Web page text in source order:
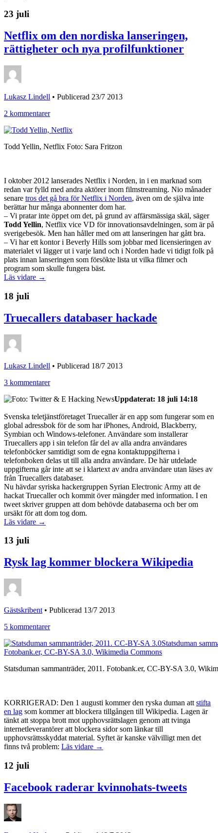
23 juli
Netflix om den nordiska lanseringen,
rättigheter och nya profilfunktioner
Lukasz Lindell • Publicerad 23/7 2013
2 kommentarer
Todd Yellin, Netflix Foto: Sara Fritzon
I oktober 2012 lanserades Netflix i Norden, in i en marknad som
redan var fylld med andra aktörer inom filmstreaming. Nio månader
senare tros det gå bra för Netflix i Norden, även om de själva inte
berättar hur många abonnenter dom har.
– Vi pratar inte öppet om det, på grund av affärsmässiga skäl, säger
Todd Yellin, Netflix vice VD för innovationsavdelningen, som är på
sverigebesök. Men han håller med om att lanseringen har gått bra.
– Vi har ett kontor i Beverly Hills som jobbar med licensieringen av
materialet vi lägger ut i varje land och i Norden hade vi tidigt folk på
plats innan lanseringen som försökte lista ut vilka filmer och
program som skulle fungera bäst.
Läs vidare →
18 juli
Truecallers databaser hackade
Lukasz Lindell • Publicerad 18/7 2013
3 kommentarer
Uppdaterat: 18 juli 14:18
Svenska teletjänstföretaget Truecaller är en app som fungerar som en
global adressbok för de som har iPhones, Android, Blackberry,
Symbian och Windows-telefoner. Användare som installerar
Truecallers app i sin telefon får del av alla andra användares
telefonböcker samtidigt som de egna kontaktuppgifterna i
telefonboken delas ut till alla andra användare. De här utdelade
uppgifterna går inte att se i klartext av andra användare utan läses av
från Truecallers databaser.
Nu hävdar syriska hackergruppen Syrian Electronic Army att de
hackat Truecaller och kommit över mängder med information. I en
tweet skriver gruppen att dom behövde databaserna och ber om
ursäkt för att dom tog dom.
Läs vidare →
13 juli
Rysk lag kommer blockera Wikipedia
Gästskribent • Publicerad 13/7 2013
5 kommentarer
Statsduman sammanträder, 2011. Fotobank.er, CC-BY-SA 3.0,
KORRIGERAD: Den 1 augusti kommer den ryska duman att stifta
en lag som kommer att blockera tillgången till Wikipedia. Lagen är
tänkt att stoppa brott mot upphovsrättslagen genom att tvinga
internetleverantörer att blockera sidor som länkar till
upphovsrättsskyddat material. Syftet är kanske välvilligt men det
finns två problem: Läs vidare →
12 juli
Facebook raderar kvinnohats-tweets